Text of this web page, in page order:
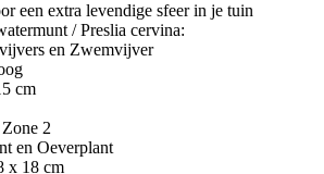
een extra levendige sfeer in je tuin
/ Preslia cervina:
en Zwemvijver
cm
2
en Oeverplant
x 18 cm